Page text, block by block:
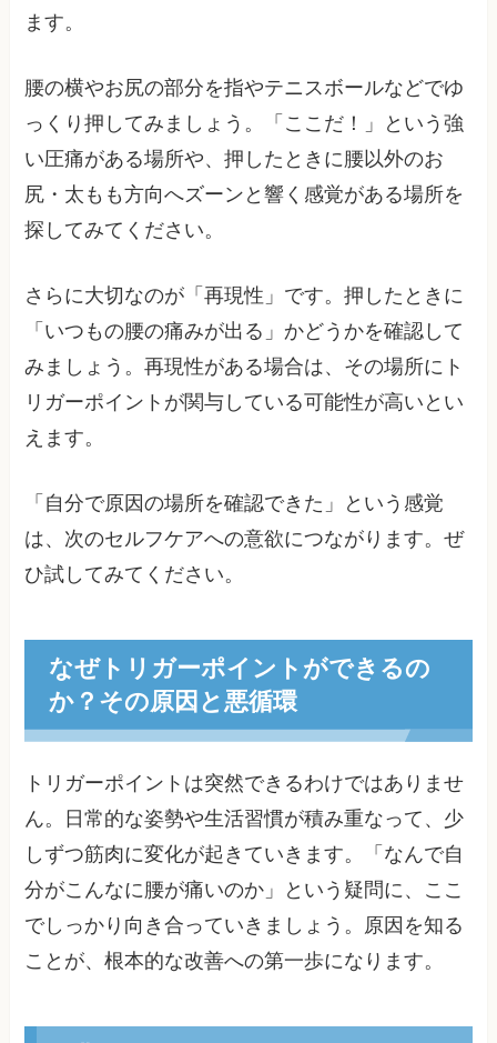
ます。
腰の横やお尻の部分を指やテニスボールなどでゆ
っくり押してみましょう。「ここだ！」という強
い圧痛がある場所や、押したときに腰以外のお
尻・太もも方向へズーンと響く感覚がある場所を
探してみてください。
さらに大切なのが「再現性」です。押したときに
「いつもの腰の痛みが出る」かどうかを確認して
みましょう。再現性がある場合は、その場所にト
リガーポイントが関与している可能性が高いとい
えます。
「自分で原因の場所を確認できた」という感覚
は、次のセルフケアへの意欲につながります。ぜ
ひ試してみてください。
なぜトリガーポイントができるの
か？その原因と悪循環
トリガーポイントは突然できるわけではありませ
ん。日常的な姿勢や生活習慣が積み重なって、少
しずつ筋肉に変化が起きていきます。「なんで自
分がこんなに腰が痛いのか」という疑問に、ここ
でしっかり向き合っていきましょう。原因を知る
ことが、根本的な改善への第一歩になります。